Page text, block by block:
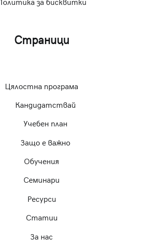
Политика за бисквитки
Страници
Цялостна програма
Кандидатствай
Учебен план
Защо е важно
Обучения
Семинари
Ресурси
Статии
За нас